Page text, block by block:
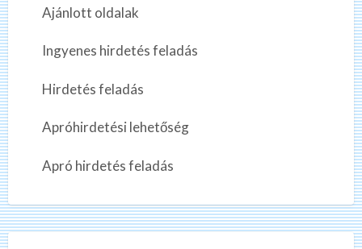
Ajánlott oldalak
Ingyenes hirdetés feladás
Hirdetés feladás
Apróhirdetési lehetőség
Apró hirdetés feladás